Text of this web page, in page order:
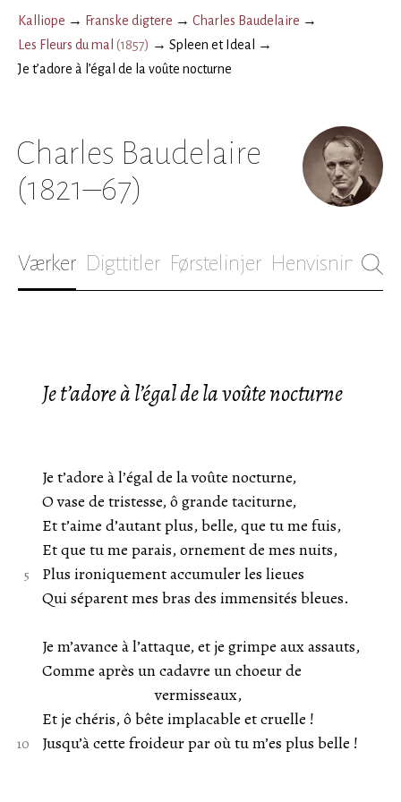
Kalliope → Franske digtere → Charles Baudelaire →
Les Fleurs du mal (1857) → Spleen et Ideal
→
Je t’adore à l’égal de la voûte nocturne
Charles Baudelaire
(1821–67)
Værker Digttitler Førstelinjer Henvisninger
Je t’adore à l’égal de la voûte nocturne
Je t’adore à l’égal de la voûte nocturne,
O vase de tristesse, ô grande taciturne,
Et t’aime d’autant plus, belle, que tu me fuis,
Et que tu me parais, ornement de mes nuits,
Plus ironiquement accumuler les lieues
Qui séparent mes bras des immensités bleues.
Je m’avance à l’attaque, et je grimpe aux assauts,
Comme après un cadavre un choeur de
vermisseaux,
Et je chéris, ô bête implacable et cruelle !
Jusqu’à cette froideur par où tu m’es plus belle !